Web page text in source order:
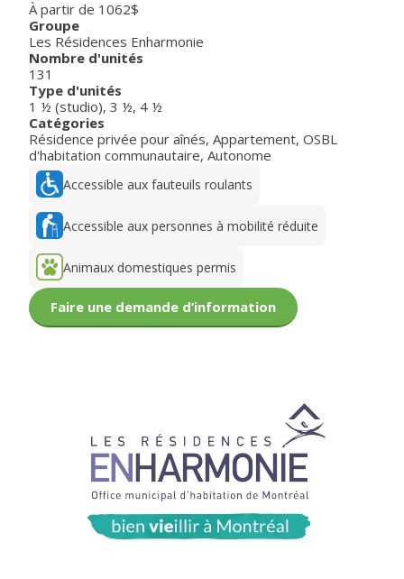
À partir de 1062$
Groupe
Les Résidences Enharmonie
Nombre d'unités
131
Type d'unités
1 ½ (studio), 3 ½, 4 ½
Catégories
Résidence privée pour aînés, Appartement, OSBL
d'habitation communautaire, Autonome
Accessible aux fauteuils roulants
Accessible aux personnes à mobilité réduite
Animaux domestiques permis
Faire une demande d’information